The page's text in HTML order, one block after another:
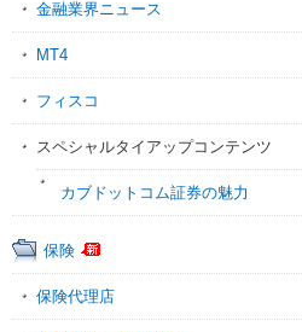
金融業界ニュース
MT4
フィスコ
スペシャルタイアップコンテンツ
カブドットコム証券の魅力
保険
保険代理店